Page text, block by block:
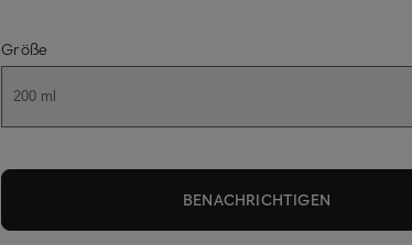
Größe
200 ml
BENACHRICHTIGEN